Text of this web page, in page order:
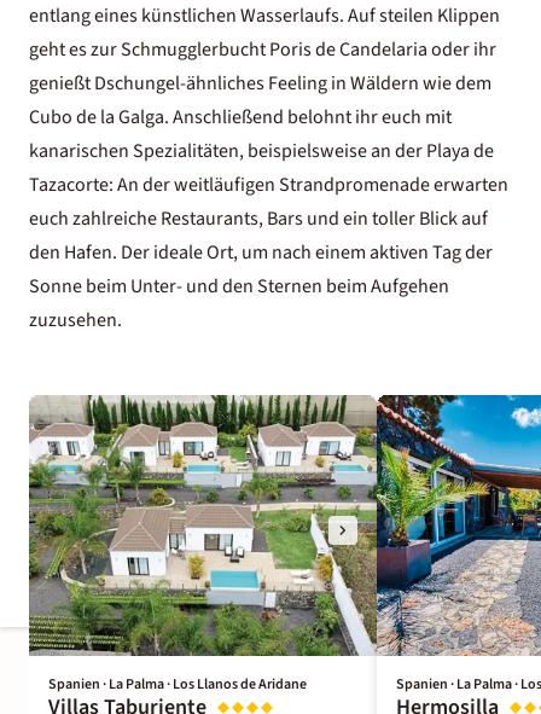
entlang eines künstlichen Wasserlaufs. Auf steilen Klippen
geht es zur Schmugglerbucht Poris de Candelaria oder ihr
genießt Dschungel-ähnliches Feeling in Wäldern wie dem
Cubo de la Galga. Anschließend belohnt ihr euch mit
kanarischen Spezialitäten, beispielsweise an der Playa de
Tazacorte: An der weitläufigen Strandpromenade erwarten
euch zahlreiche Restaurants, Bars und ein toller Blick auf
den Hafen. Der ideale Ort, um nach einem aktiven Tag der
Sonne beim Unter- und den Sternen beim Aufgehen
zuzusehen.
Spanien · La Palma · Los Llanos de Aridane
Villas Taburiente
Spanien · La Palma ·
Hermosilla